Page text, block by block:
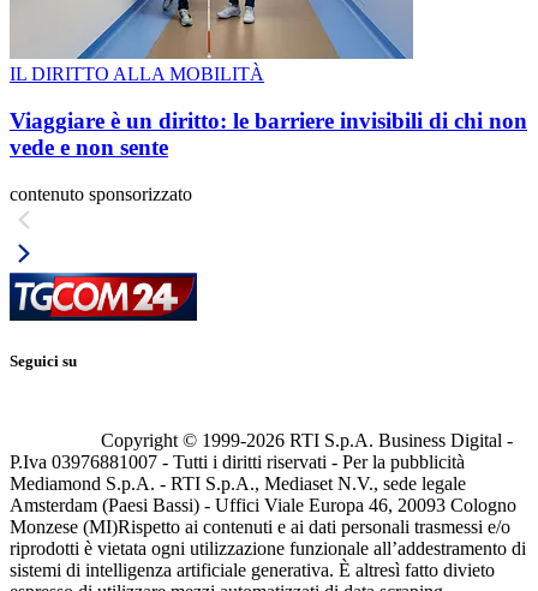
IL DIRITTO ALLA MOBILITÀ
Viaggiare è un diritto: le barriere invisibili di chi non
vede e non sente
contenuto sponsorizzato
Seguici su
Copyright © 1999-2026 RTI S.p.A. Business Digital -
P.Iva 03976881007 - Tutti i diritti riservati - Per la pubblicità
Mediamond S.p.A. - RTI S.p.A., Mediaset N.V., sede legale
Amsterdam (Paesi Bassi) - Uffici Viale Europa 46, 20093 Cologno
Monzese (MI)Rispetto ai contenuti e ai dati personali trasmessi e/o
riprodotti è vietata ogni utilizzazione funzionale all’addestramento di
sistemi di intelligenza artificiale generativa. È altresì fatto divieto